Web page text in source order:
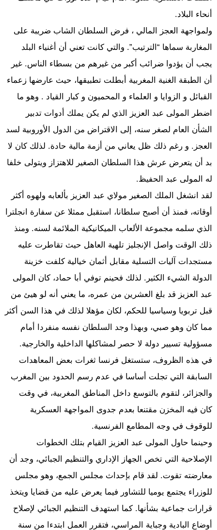
أنحاء البلاد.
ولمواجهة العجز المالي ، فرض السلطان الشاب ضريبة على
المغاربة سماها “الترتيب”. والتي كانت تعني أن أغنياء البلد
يجب أن يؤدوا ضرائب أكبر من غيرهم من بسطاء الناس. غير
أن الطبقة الغنية المغربية أبطلت تطبيقها، حيث عارضها زعماء
القبائل و الزوايا و العلماء و المحميون و كبار القياد . وهو ما
اضطر المولى عبد العزيز الذي لم يكن يملك أدوات تدبير
الشأن العام لصغر سنه، إلى الاقتراض من الدول الأوروبية لسد
العجز. و رغم ذلك ظل يعاني من أزمة مالية حادة. لذلك كان لا
بد أن يتعرض عرش هذا السلطان الصغير للاهتزاز ويتولى خلفا
له المولى عبد الحفيظ.
لقد انشغل الملك الصغير مولاي عبد العزيز بألعابه ولهوه أكثر
أوقاته، فمنذ أن أصبح سلطانا، استقبل ممثلا عن سفارة انجلترا
الذي سلمه مجموعة الألعاب الميكانيكية الملائمة لسنه. ومنذ
ذلك الوقت واصل الإنجليز تلهية العاهل حيث تقاطرت عليه
مستجدات آليات التسلية مقابل أثمان خيالية كلفت خزينة
الدولة الشيء الكثير. لذلك فحينم توفي أبا حماد، كان المولى
عبد العزيز قد بلغ العشرين من عمره، ما يعني أنه لو هيئ من
قبل تربويا وسياسيا للحكم، لكان مؤهلا لذلك في هذا السن أكثر
مما كان وهو صبي، وبهذا وجد السلطان نفسه منفردا أمام
مسؤولية تسيير دولة لا حصر لمشاكلها الداخلية والخارجية.
في هذه الظروف، ستستغل فرنسا ثغرات بعض المعاهدات
السابقة التي تجلت أساسا في عدم رسم الحدود بين المغرب
والجزائر، لتقوم بالتوسع داخل المناطق المغربية، في وقت
كان فيه المخزن مقتنعا بعدم جدوى المواجهة العسكرية
للوقوف في وجه المطامع الفرنسية.
وحينما حاول المولى عبد العزيز القيام بتلك الخطوات
الإصلاحية التي تخص الجهاز الإداري والتنظيم الجبائي، وجد أن
معارضته تقوت. لقد قام بإحداث مجلس الجمع، وهو مجلس
للوزراء يجتمع يوميا للتشاور فيما يعرض عليه من قضايا ويتخذ
قرارات جماعية بشأنها. كما استهدف التنظيم الجبائي لإصلاح
أوضاع البادية وجباية المراسي، فتقرر العمل ابتدءا من سنة